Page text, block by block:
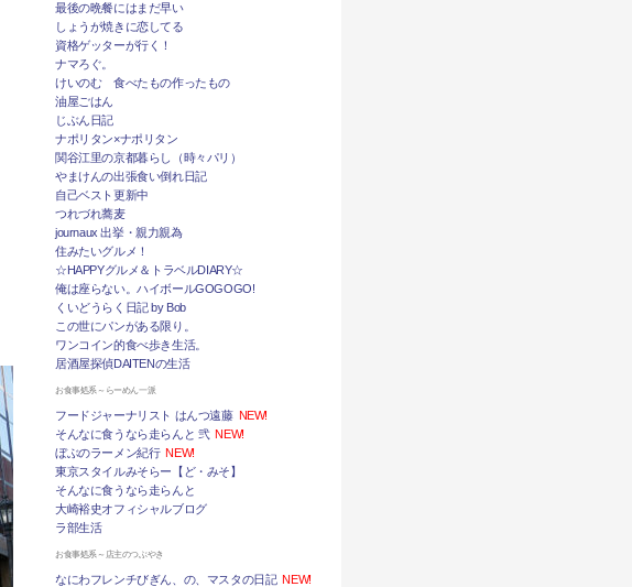
最後の晩餐にはまだ早い
しょうが焼きに恋してる
資格ゲッターが行く！
ナマろぐ。
けいのむ 食べたもの作ったもの
油屋ごはん
じぶん日記
ナポリタン×ナポリタン
関谷江里の京都暮らし（時々パリ）
やまけんの出張食い倒れ日記
自己ベスト更新中
つれづれ蕎麦
journaux 出挙・親力親為
住みたいグルメ！
☆HAPPYグルメ＆トラベルDIARY☆
俺は座らない。ハイボールGOGOGO!
くいどうらく日記 by Bob
この世にパンがある限り。
ワンコイン的食べ歩き生活。
居酒屋探偵DAITENの生活
お食事処系～らーめん一派
フードジャーナリスト はんつ遠藤 NEW!
そんなに食うなら走らんと 弐 NEW!
ぼぶのラーメン紀行 NEW!
東京スタイルみそらー【ど・みそ】
そんなに食うなら走らんと
大崎裕史オフィシャルブログ
ラ部生活
お食事処系～店主のつぶやき
なにわフレンチびぎん、の、マスタの日記 NEW!